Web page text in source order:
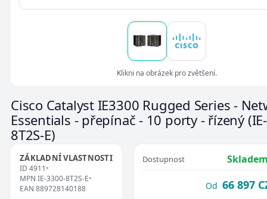
Klikni na obrázek pro zvětšení.
Cisco Catalyst IE3300 Rugged Series -
Essentials - přepínač - 10 porty - řízený
8T2S-E)
ZÁKLADNÍ VLASTNOSTI
ID 4911•
MPN IE-3300-8T2S-E•
EAN 889728140188
Dostupnost
Od 66 897